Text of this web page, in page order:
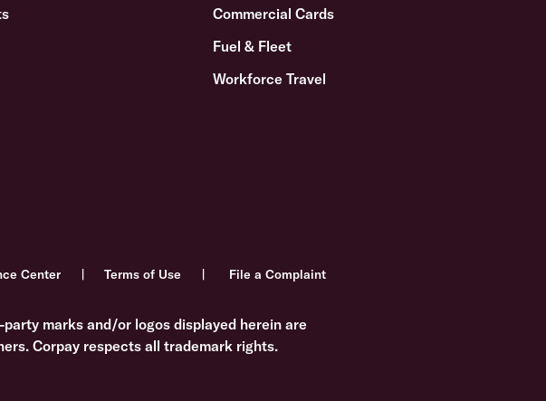
Commercial Cards
Fuel & Fleet
Workforce Travel
Center Terms of Use File a Complaint
marks and/or logos displayed herein are
Corpay respects all trademark rights.